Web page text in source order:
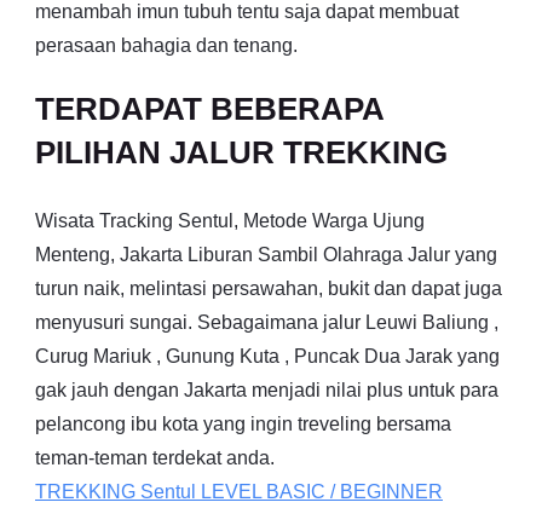
menambah imun tubuh tentu saja dapat membuat
perasaan bahagia dan tenang.
TERDAPAT BEBERAPA
PILIHAN JALUR TREKKING
Wisata Tracking Sentul, Metode Warga Ujung
Menteng, Jakarta Liburan Sambil Olahraga Jalur yang
turun naik, melintasi persawahan, bukit dan dapat juga
menyusuri sungai. Sebagaimana jalur Leuwi Baliung ,
Curug Mariuk , Gunung Kuta , Puncak Dua Jarak yang
gak jauh dengan Jakarta menjadi nilai plus untuk para
pelancong ibu kota yang ingin treveling bersama
teman-teman terdekat anda.
TREKKING Sentul LEVEL BASIC / BEGINNER